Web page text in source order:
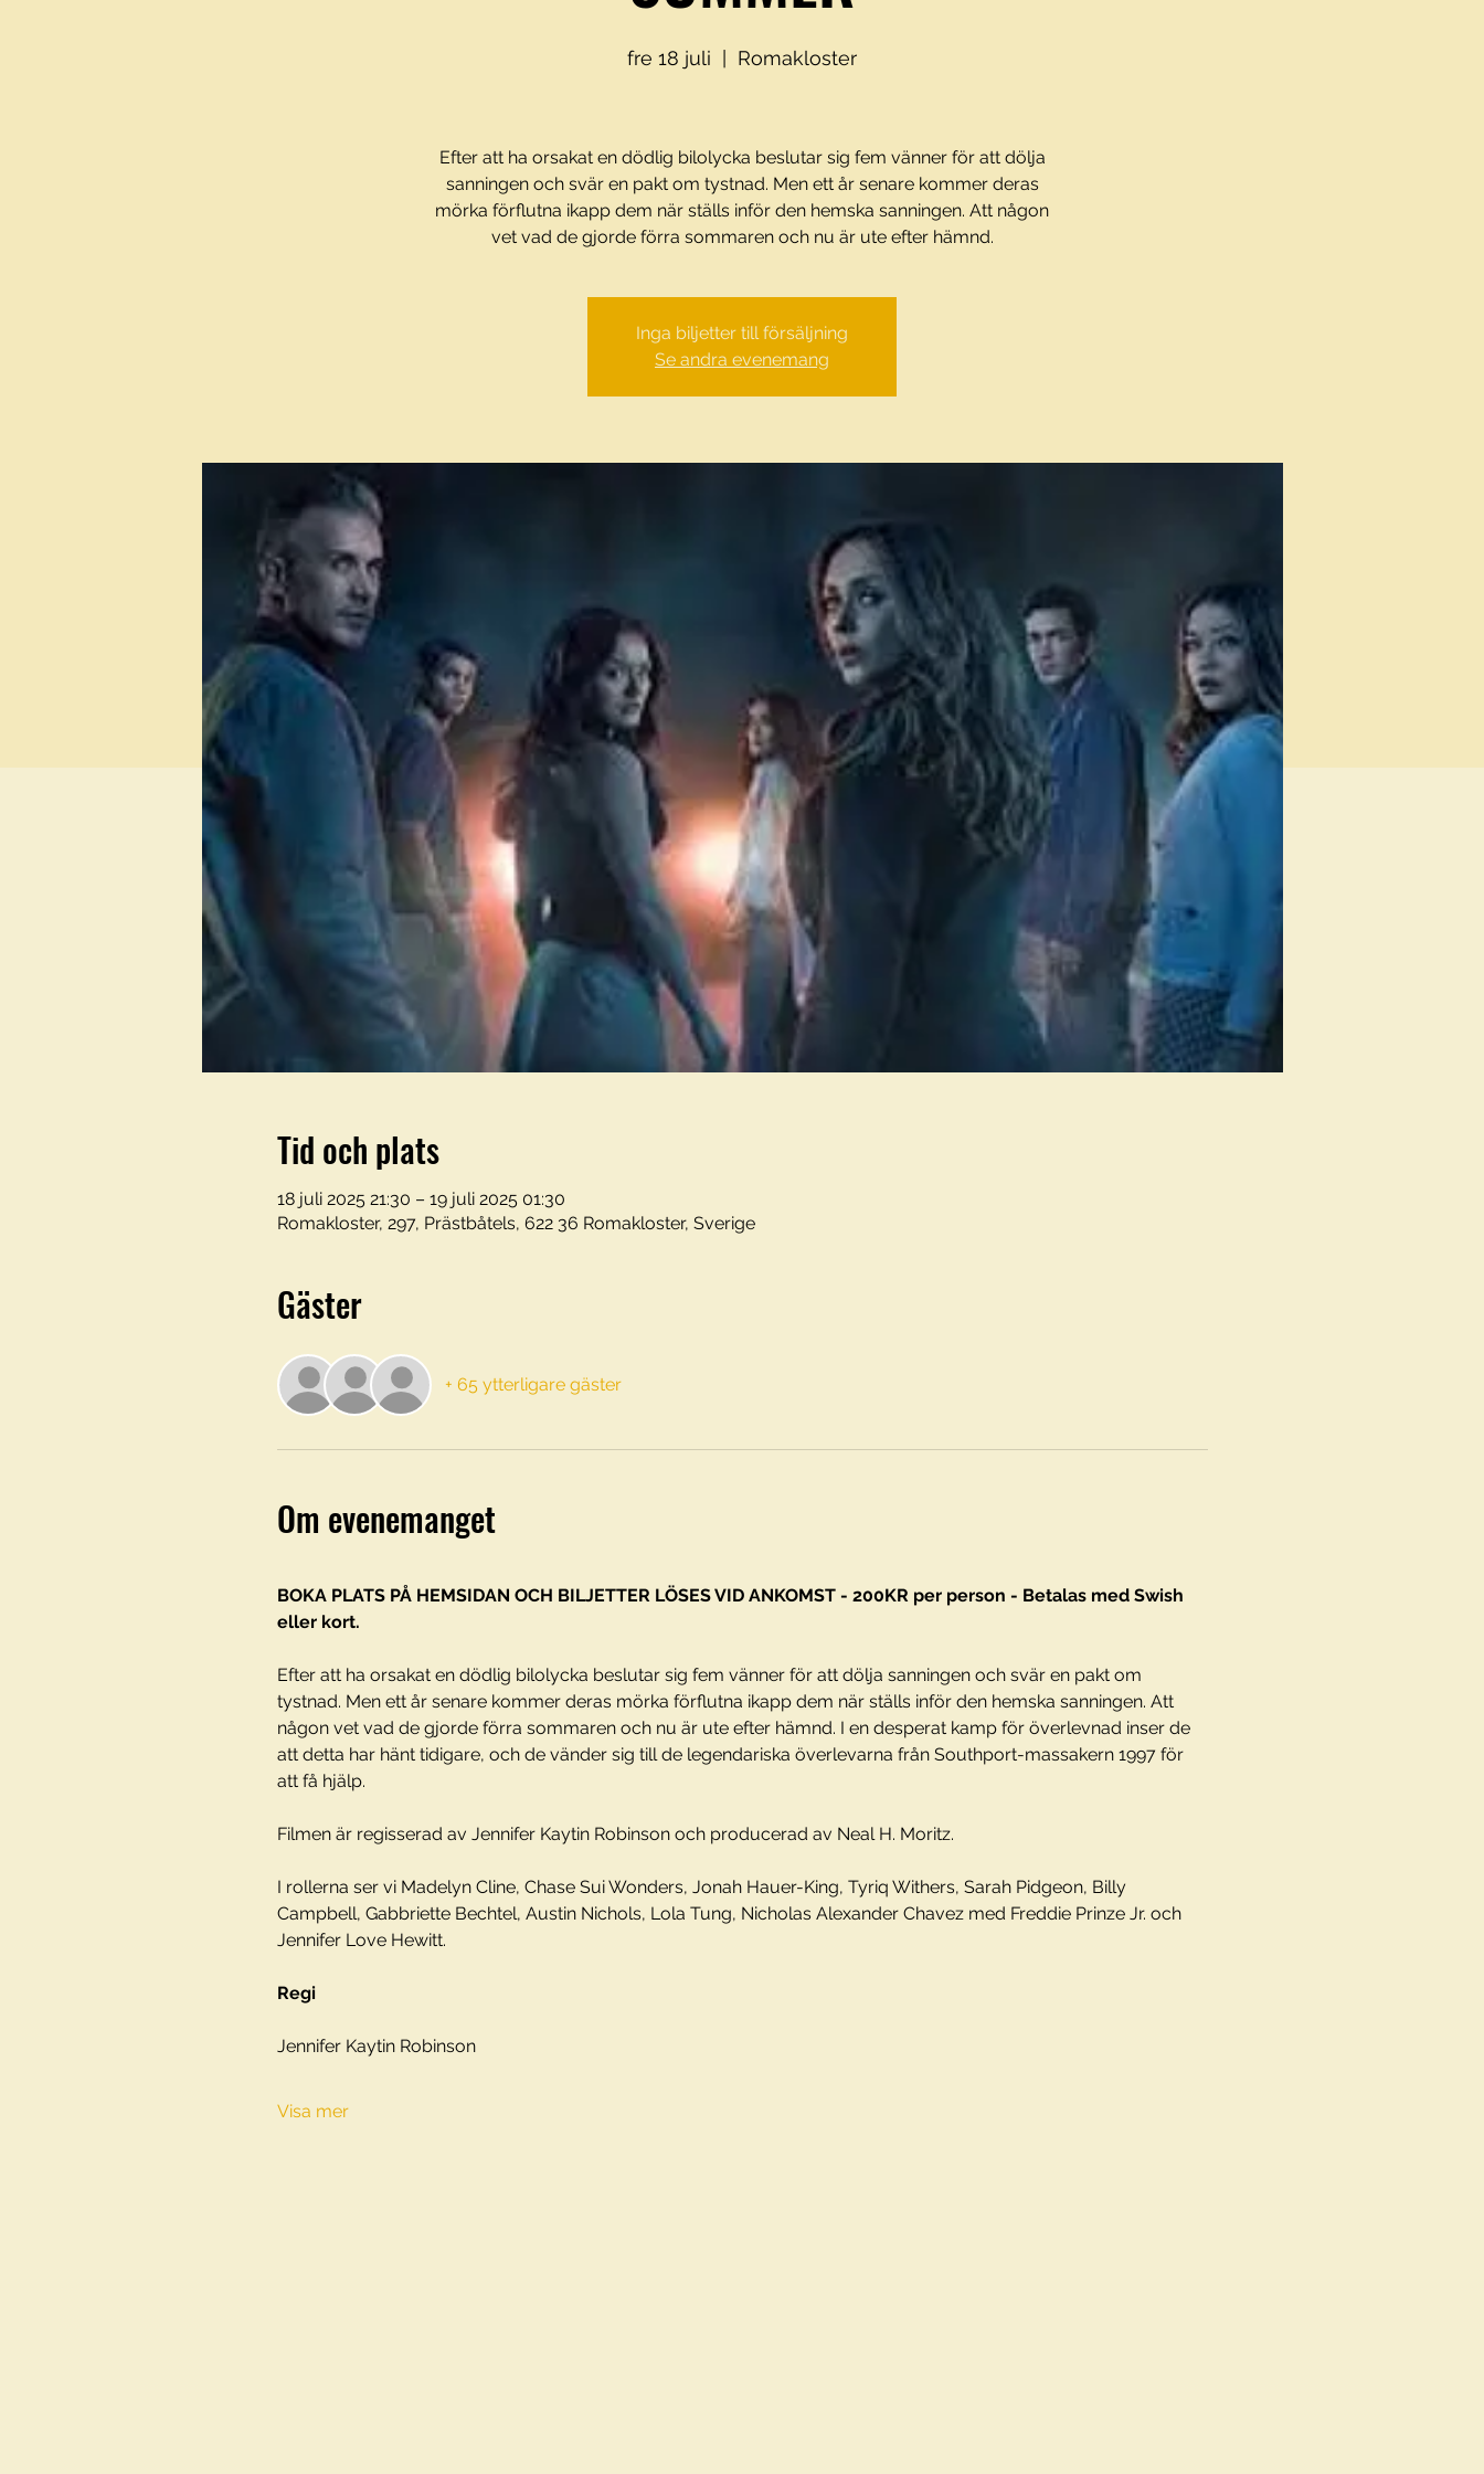
fre 18 juli Romakloster
Efter att ha orsakat en dödlig bilolycka beslutar sig fem vänner för att dölja
sanningen och svär en pakt om tystnad. Men ett år senare kommer deras
mörka förflutna ikapp dem när ställs inför den hemska sanningen. Att någon
vet vad de gjorde förra sommaren och nu är ute efter hämnd.
Inga biljetter till försäljning
Se andra evenemang
Tid och plats
18 juli 2025 21:30 – 19 juli 2025 01:30
Romakloster, 297, Prästbåtels, 622 36 Romakloster, Sverige
Gäster
+ 65 ytterligare gäster
Om evenemanget
BOKA PLATS PÅ HEMSIDAN OCH BILJETTER LÖSES VID ANKOMST - 200KR per person - Betalas med Swish
eller kort.
Efter att ha orsakat en dödlig bilolycka beslutar sig fem vänner för att dölja sanningen och svär en pakt om
tystnad. Men ett år senare kommer deras mörka förflutna ikapp dem när ställs inför den hemska sanningen. Att
någon vet vad de gjorde förra sommaren och nu är ute efter hämnd. I en desperat kamp för överlevnad inser de
att detta har hänt tidigare, och de vänder sig till de legendariska överlevarna från Southport-massakern 1997 för
att få hjälp.
Filmen är regisserad av Jennifer Kaytin Robinson och producerad av Neal H. Moritz.
I rollerna ser vi Madelyn Cline, Chase Sui Wonders, Jonah Hauer-King, Tyriq Withers, Sarah Pidgeon, Billy
Campbell, Gabbriette Bechtel, Austin Nichols, Lola Tung, Nicholas Alexander Chavez med Freddie Prinze Jr. och
Jennifer Love Hewitt.
Regi
Jennifer Kaytin Robinson
Visa mer